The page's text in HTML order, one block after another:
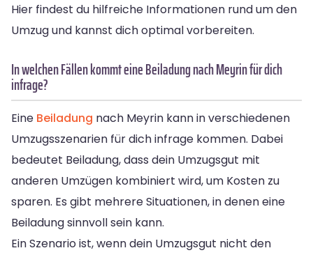
Hier findest du hilfreiche Informationen rund um den
Umzug und kannst dich optimal vorbereiten.
In welchen Fällen kommt eine Beiladung nach Meyrin für dich
infrage?
Eine Beiladung nach Meyrin kann in verschiedenen
Umzugsszenarien für dich infrage kommen. Dabei
bedeutet Beiladung, dass dein Umzugsgut mit
anderen Umzügen kombiniert wird, um Kosten zu
sparen. Es gibt mehrere Situationen, in denen eine
Beiladung sinnvoll sein kann.
Ein Szenario ist, wenn dein Umzugsgut nicht den